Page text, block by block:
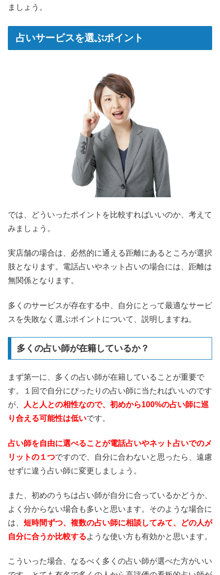
ましょう。
占いサービスを選ぶポイント
では、どういったポイントを比較すればいいのか、考えて
みましょう。
実店舗の場合は、必然的に通える距離にあるところが選択
肢となります。電話占いやネット占いの場合には、距離は
無関係となります。
多くのサービスが存在する中、自分にとって最適なサービ
スを失敗なく選ぶポイントについて、説明しますね。
多くの占い師が在籍しているか？
まず第一に、多くの占い師が在籍していることが重要で
す。１回で自分にぴったりの占い師に当たればいいのです
が、
人と人との相性なので、初めから100%の占い師に巡
り合える可能性は低いです。
占い師を自由に選べることが電話占いやネット占いでのメ
リットの１つですので、自分に合わないと思ったら、遠慮
せずに違う占い師に変更しましょう。
また、初めのうちは占い師が自分に合っているかどうか、
よく分からない場合も多いと思います。そのような場合に
は、 短時間ずつ、複数の占い師に相談してみて、どの人が
自分に合うか比較するような使い方も有効かと思います。
こういった場合、なるべく多くの占い師が選べた方がいい